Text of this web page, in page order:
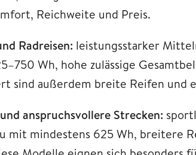
Reichweite und Preis.
Radreisen: leistungsstarker
Wh, hohe zulässige
sind außerdem breite Reifen und
anspruchsvollere Strecken:
mit mindestens 625 Wh, breitere